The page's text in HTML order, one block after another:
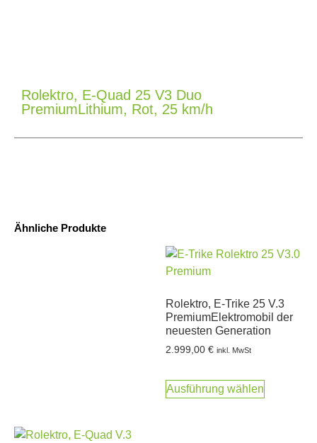
Ähnliche Produkte
Rolektro, E-Trike 25 V.3
PremiumElektromobil der
neuesten Generation
2.999,00 € inkl. MwSt
Ausführung wählen
Rolektro, E-Quad 25 V3 Duo
PremiumLithium, Rot, 25 km/h